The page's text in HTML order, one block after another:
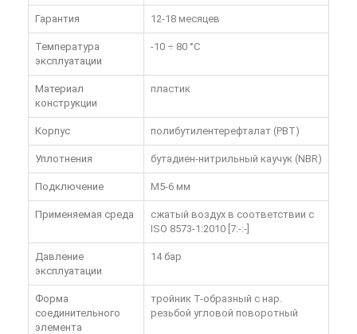
Гарантия 12-18 месяцев
Температура
эксплуатации
-10 ÷ 80 °C
Материал
конструкции
пластик
Корпус полибутилентерефталат (PBT)
Уплотнения бутадиен-нитрильный каучук (NBR)
Подключение M5-6 мм
Применяемая среда
сжатый воздух в соответствии с
ISO 8573-1:2010 [7:-:-]
Давление
эксплуатации
14 бар
Форма
соединительного
элемента
тройник T-образный с нар.
резьбой угловой поворотный